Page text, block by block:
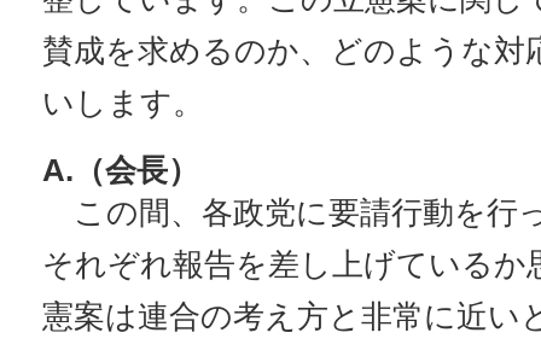
賛成を求めるのか、どのような対
いします。
A.（会長）
この間、各政党に要請行動を行
それぞれ報告を差し上げているか
憲案は連合の考え方と非常に近い